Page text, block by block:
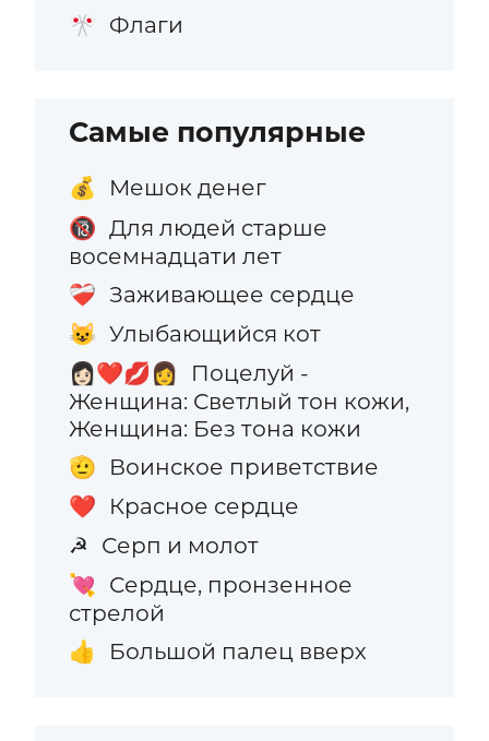
🎌 Флаги
Самые популярные
💰 Мешок денег
🔞 Для людей старше
восемнадцати лет
❤️‍🩹 Заживающее сердце
😺 Улыбающийся кот
👩🏻‍❤️‍💋‍👩
Поцелуй -
Женщина: Светлый тон кожи,
Женщина: Без тона кожи
🫡 Воинское приветствие
❤️ Красное сердце
☭ Серп и молот
💘 Сердце, пронзенное
стрелой
👍 Большой палец вверх